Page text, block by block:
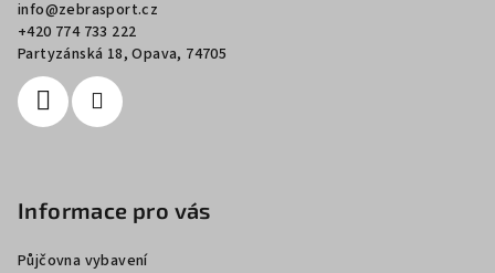
info@zebrasport.cz
+420 774 733 222
Partyzánská 18, Opava, 74705
Informace pro vás
Půjčovna vybavení